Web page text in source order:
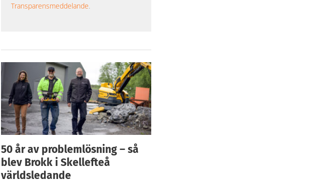
Transparensmeddelande.
50 år av problemlösning – så
blev Brokk i Skellefteå
världsledande